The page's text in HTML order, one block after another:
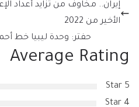
إيران.. مخاوف من تزايد أعداد
الأخير من 2022
حفتر: وحدة ليبيا خط
Average Rating
5 Star
4 Star